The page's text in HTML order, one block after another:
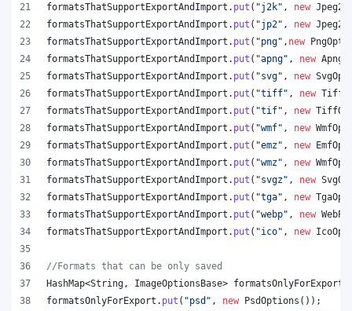
formatsThatSupportExportAndImport . put ( "j2k" , new
formatsThatSupportExportAndImport . put ( "jp2" , new
formatsThatSupportExportAndImport . put ( "png" , new
formatsThatSupportExportAndImport . put ( "apng" , new
formatsThatSupportExportAndImport . put ( "svg" , new
formatsThatSupportExportAndImport . put ( "tiff" , new
formatsThatSupportExportAndImport . put ( "tif" , new
formatsThatSupportExportAndImport . put ( "wmf" , new
formatsThatSupportExportAndImport . put ( "emz" , new
formatsThatSupportExportAndImport . put ( "wmz" , new
formatsThatSupportExportAndImport . put ( "svgz" , new
formatsThatSupportExportAndImport . put ( "tga" , new
formatsThatSupportExportAndImport . put ( "webp" , new
formatsThatSupportExportAndImport . put ( "ico" , new
//Formats that can be only saved
HashMap<String , ImageOptionsBase> formatsOnlyForExport
formatsOnlyForExport . put ( "psd" , new PsdOptions ());